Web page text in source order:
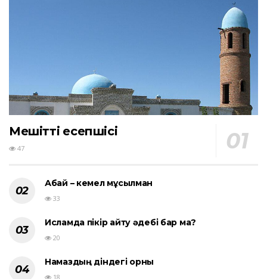
Мешіттің есепшісі
47
Абай – кемел мұсылман
33
Исламда пікір айту әдебі бар ма?
20
Намаздың діндегі орны
18